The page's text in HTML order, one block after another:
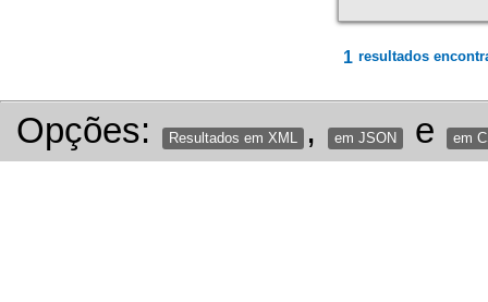
1 resultados
Opções: Resultados em XML , em JSON e em